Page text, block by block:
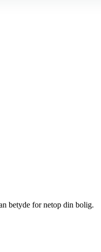
betyde for netop din bolig.